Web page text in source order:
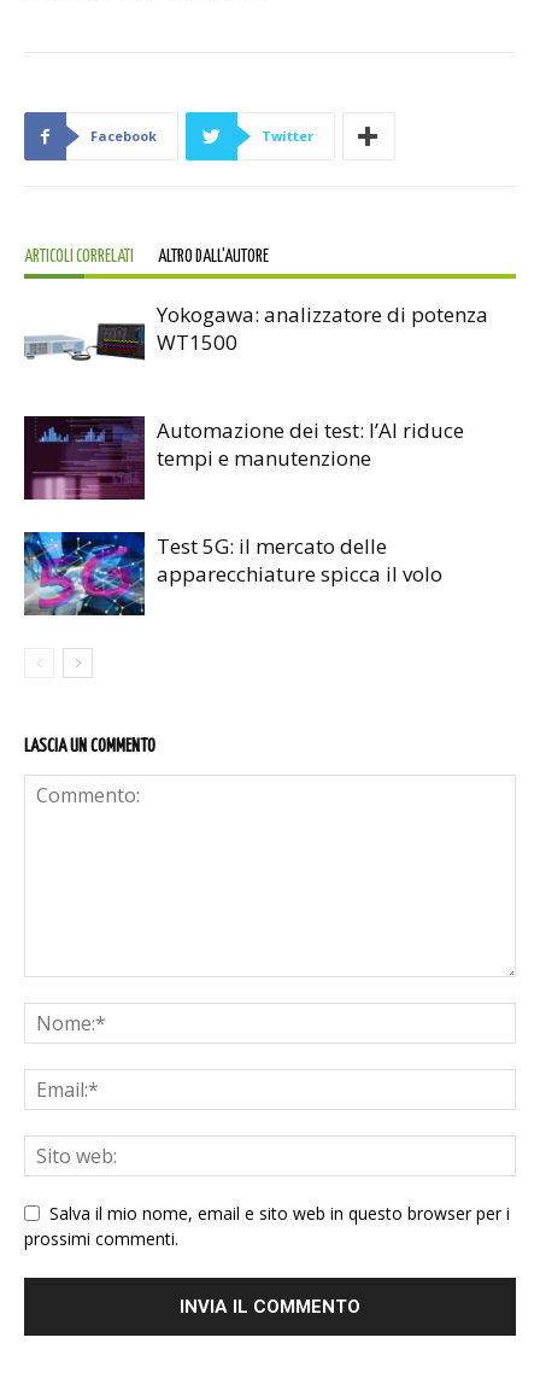
Facebook Twitter
ARTICOLI CORRELATI ALTRO DALL'AUTORE
Yokogawa: analizzatore di potenza
WT1500
Automazione dei test: l’AI riduce
tempi e manutenzione
Test 5G: il mercato delle
apparecchiature spicca il volo
LASCIA UN COMMENTO
Salva il mio nome, email e sito web in questo browser per i
prossimi commenti.